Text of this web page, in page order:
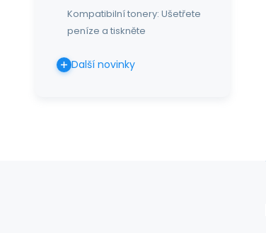
Kompatibilní tonery: Ušetřete
peníze a tiskněte
Další novinky